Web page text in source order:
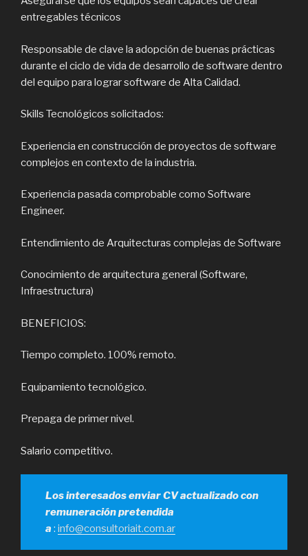
entregables técnicos
Responsable de clave la adopción de buenas prácticas
durante el ciclo de vida de desarrollo de software dentro
del equipo para lograr software de Alta Calidad.
Skills Tecnológicos solicitados:
Experiencia en construcción de proyectos de software
complejos en contexto de la industria.
Experiencia pasada comprobable como Software
Engineer.
Entendimiento de Arquitecturas complejas de Software
Conocimiento de arquitectura general (Software,
Infraestructura)
BENEFICIOS:
Tiempo completo. 100% remoto.
Equipamiento tecnológico.
Prepaga de primer nivel.
Salario competitivo.
Los interesados enviar CV actualizado con
remuneración pretendida
a: info@consultoriait.com.ar